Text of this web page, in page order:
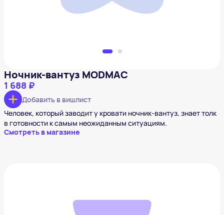
Ночник-вантуз MODMAC
1 688 ₽
Добавить в вишлист
Человек, который заводит у кровати ночник-вантуз, знает толк
в готовности к самым неожиданным ситуациям.
Смотреть в магазине